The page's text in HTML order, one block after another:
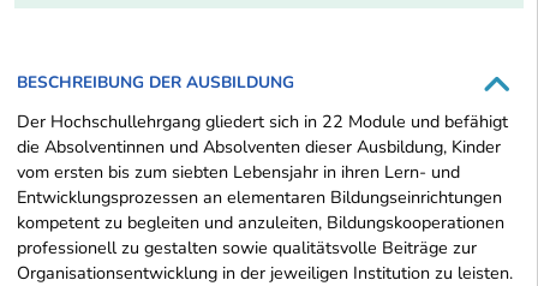
BESCHREIBUNG DER AUSBILDUNG
Der Hochschullehrgang gliedert sich in 22 Module und befähigt
die Absolventinnen und Absolventen dieser Ausbildung, Kinder
vom ersten bis zum siebten Lebensjahr in ihren Lern- und
Entwicklungsprozessen an elementaren Bildungseinrichtungen
kompetent zu begleiten und anzuleiten, Bildungskooperationen
professionell zu gestalten sowie qualitätsvolle Beiträge zur
Organisationsentwicklung in der jeweiligen Institution zu leisten.